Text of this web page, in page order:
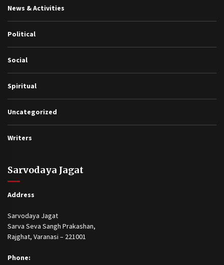
News & Activities
Political
Social
Spiritual
Uncategorized
Writers
Sarvodaya Jagat
Address
Sarvodaya Jagat
Sarva Seva Sangh Prakashan,
Rajghat, Varanasi – 221001
Phone: